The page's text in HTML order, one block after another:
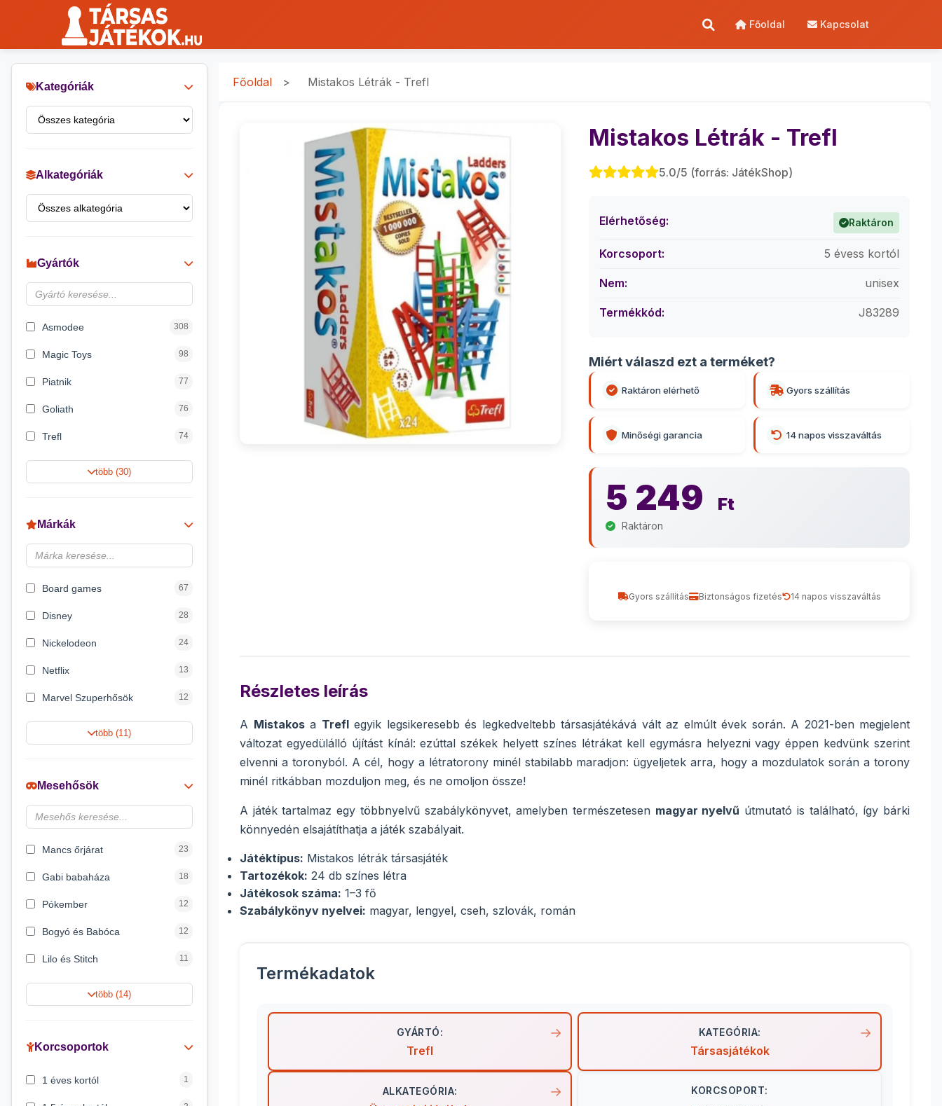
Főoldal Kapcsolat
Kategóriák
Alkategóriák
Gyártók
Asmodee 308
Magic Toys 98
Piatnik 77
Goliath 76
Trefl 74
Keller&Mayer 60
Spin Master
Delta Vision 28
több (30)
Márkák
Board games 67
Disney 28
Nickelodeon 24
Netflix 13
Marvel Szuperhősök 12
Rubik bűvös kocka 10
Noris
Disney hercegnők 6
több (11)
Mesehősök
Mancs őrjárat 23
Gabi babaháza 18
Pókember 12
Bogyó és Babóca 12
Lilo és Stitch 11
Harry Potter 9
Peppa malac
több (14)
Korcsoportok
1 éves kortól 1
Főoldal > Mistakos Létrák - Trefl
Mistakos Létrák - Trefl
5.0/5 (forrás: JátékShop)
Elérhetőség: Raktáron
Korcsoport: 5 évess kortól
Nem: unisex
Termékkód: J83289
Miért válaszd ezt a terméket?
Raktáron elérhető Gyors szállítás
Minőségi garancia 14 napos visszaváltás
5 249 Ft
Raktáron
Gyors szállítás Biztonságos fizetés 14 napos visszaváltás
Részletes leírás
A Mistakosa Treflegyik legsikeresebb és legkedveltebb társasjátékává vált az elmúlt évek során. A 2021-ben megjelent
változat egyedülálló újítást kínál: ezúttal székek helyett színes létrákat kell egymásra helyezni vagy éppen kedvünk szerint
elvenni a toronyból. A cél, hogy a létratorony minél stabilabb maradjon: ügyeljetek arra, hogy a mozdulatok során a torony
minél ritkábban mozduljon meg, és ne omoljon össze!
A játék tartalmaz egy többnyelvű szabálykönyvet, amelyben természetesen magyar nyelvű útmutató is található, így bárki
könnyedén elsajátíthatja a játék szabályait.
Játéktípus: Mistakos létrák társasjáték
Tartozékok: 24 db színes létra
Játékosok száma: 1–3 fő
Szabálykönyv nyelvei: magyar, lengyel, cseh, szlovák, román
Termékadatok
GYÁRTÓ:
Trefl
KATEGÓRIA:
Társasjátékok
ALKATEGÓRIA: KORCSOPORT: